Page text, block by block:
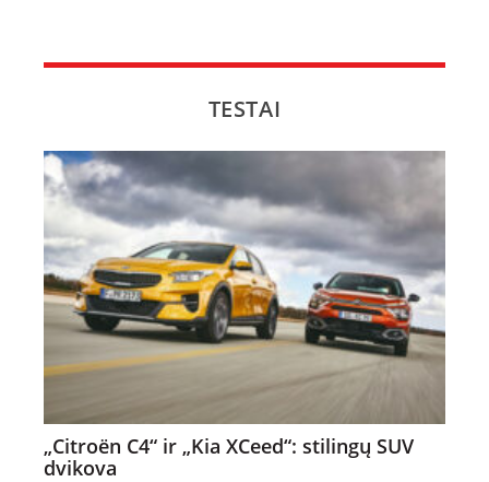
TESTAI
„Citroën C4“ ir „Kia XCeed“: stilingų SUV
dvikova